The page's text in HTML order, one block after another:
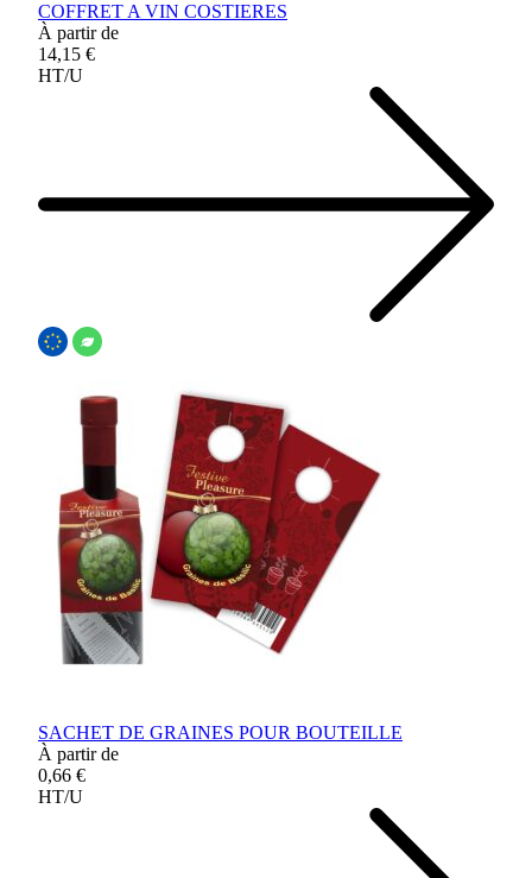
COFFRET A VIN COSTIERES
À partir de
14,15 €
HT/U
SACHET DE GRAINES POUR BOUTEILLE
À partir de
0,66 €
HT/U